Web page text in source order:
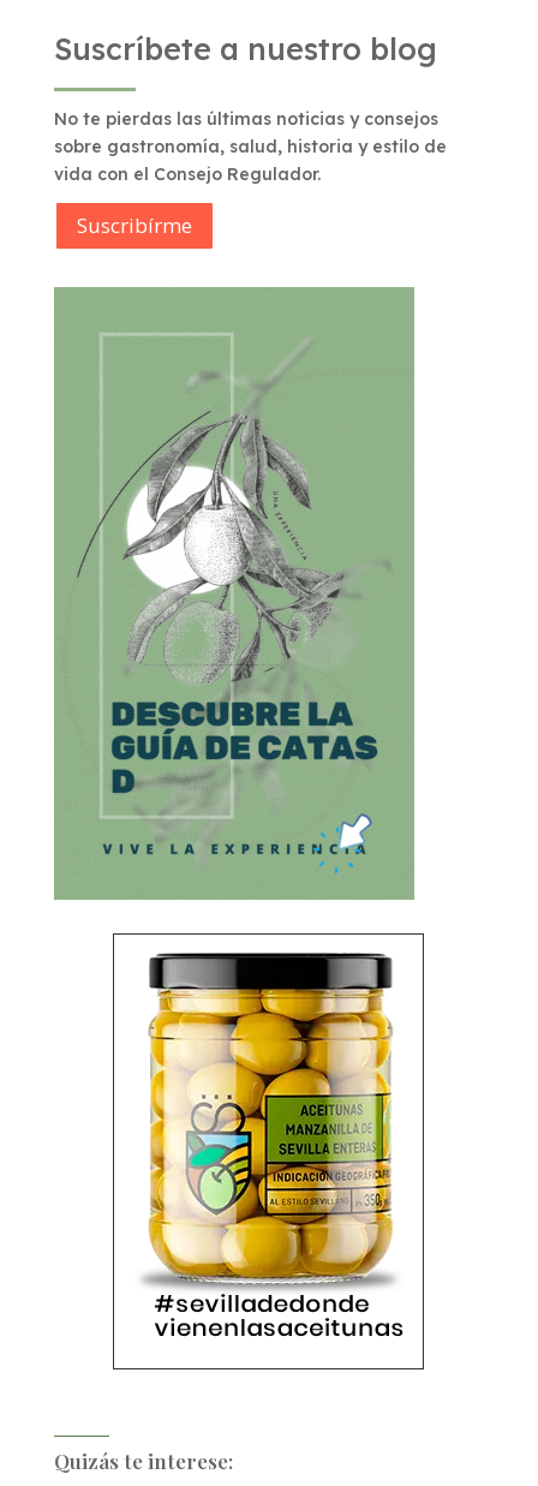
Suscríbete a nuestro blog
No te pierdas las últimas noticias y consejos
sobre gastronomía, salud, historia y estilo de
vida con el Consejo Regulador.
Suscribírme
Quizás te interese: